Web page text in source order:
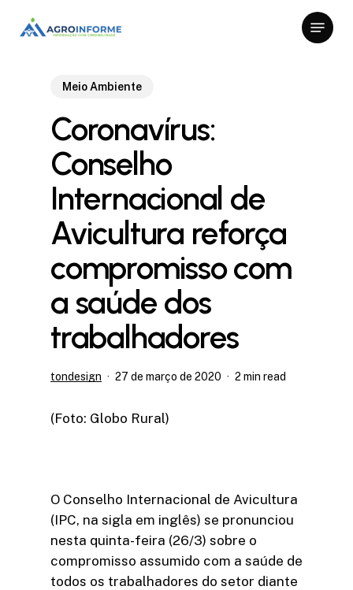
Menu
Meio Ambiente
Coronavírus:
Conselho
Internacional de
Avicultura reforça
compromisso com
a saúde dos
trabalhadores
tondesign 27 de março de 2020 2 min read
(Foto: Globo Rural)
O Conselho Internacional de Avicultura
(IPC, na sigla em inglês) se pronunciou
nesta quinta-feira (26/3) sobre o
compromisso assumido com a saúde de
todos os trabalhadores do setor diante